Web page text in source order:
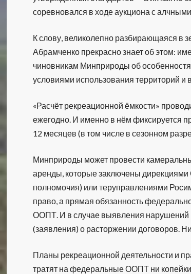
соревновался в ходе аукциона с
К слову, великолепно разбирающаяся в
Абрамченко прекрасно знает об этом:
чиновникам Минприроды об
условиями использования территорий и
«Расчёт рекреационной ёмкости»
ежегодно. И именно в нём фиксируется
12 месяцев (в том числе в сезонном
Минприроды может провести
аренды, которые заключены
полномочия) или теруправлениями
право, а прямая обязанность
ООПТ. И в случае выявления нарушений
(заявления) о расторжении договоров.
Планы рекреационной деятельности и
тратят на федеральные ООПТ ни